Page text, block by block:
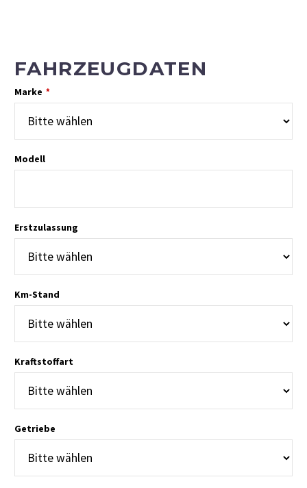
FAHRZEUGDATEN
Marke *
Modell
Erstzulassung
Km-Stand
Kraftstoffart
Getriebe